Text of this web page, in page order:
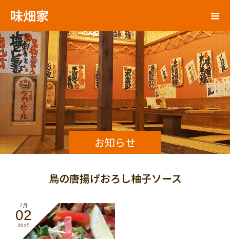
味畑家
お知らせ
鳥の唐揚げおろし柚子ソース
7月
02
2015